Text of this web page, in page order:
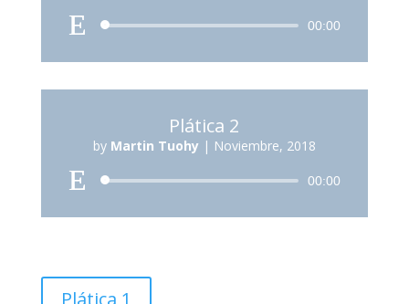
Reproductor
audio
00:00
Plática 2
by Martin Tuohy| Noviembre, 2018
Reproductor
audio
00:00
Plática 1